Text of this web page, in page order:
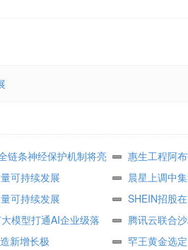
链条神经保护机制将亮
惠生工程阿
可持续发展
晨星上调中
可持续发展
SHEIN招股
模型打通AI企业级落
腾讯云联合
书》
新增长极
罕王黄金选